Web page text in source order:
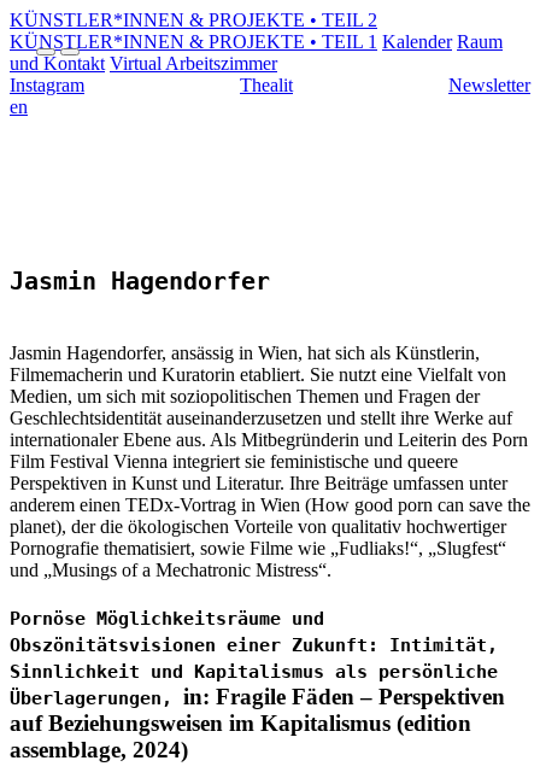
KÜNSTLER*INNEN & PROJEKTE • TEIL 2
KÜNSTLER*INNEN & PROJEKTE • TEIL 1 Kalender Raum
und Kontakt Virtual Arbeitszimmer
Instagram
Thealit
Newsletter
en
Jasmin Hagendorfer
Jasmin Hagendorfer, ansässig in Wien, hat sich als Künstlerin,
Filmemacherin und Kuratorin etabliert. Sie nutzt eine Vielfalt von
Medien, um sich mit soziopolitischen Themen und Fragen der
Geschlechtsidentität auseinanderzusetzen und stellt ihre Werke auf
internationaler Ebene aus. Als Mitbegründerin und Leiterin des Porn
Film Festival Vienna integriert sie feministische und queere
Perspektiven in Kunst und Literatur. Ihre Beiträge umfassen unter
anderem einen TEDx-Vortrag in Wien (How good porn can save the
planet), der die ökologischen Vorteile von qualitativ hochwertiger
Pornografie thematisiert, sowie Filme wie „Fudliaks!“, „Slugfest“
und „Musings of a Mechatronic Mistress“.
Pornöse Möglichkeitsräume und
Obszönitätsvisionen einer Zukunft: Intimität,
Sinnlichkeit und Kapitalismus als persönliche
Überlagerungen, in: Fragile Fäden – Perspektiven
auf Beziehungsweisen im Kapitalismus (edition
assemblage, 2024)